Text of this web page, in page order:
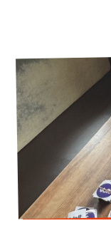
Volt
Volt Göteborg
Volt Lund
Volt Kävlinge
Volt
Valet 2026
partier
Donera till